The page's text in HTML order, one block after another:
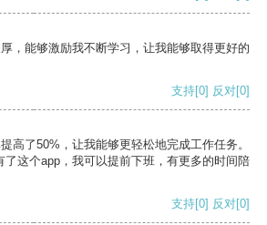
，能够激励我不断学习，让我能够取得更好的
支持[0] 反对[0]
高了50%，让我能够更轻松地完成工作任务。
了这个app，我可以提前下班，有更多的时间陪
支持[0] 反对[0]